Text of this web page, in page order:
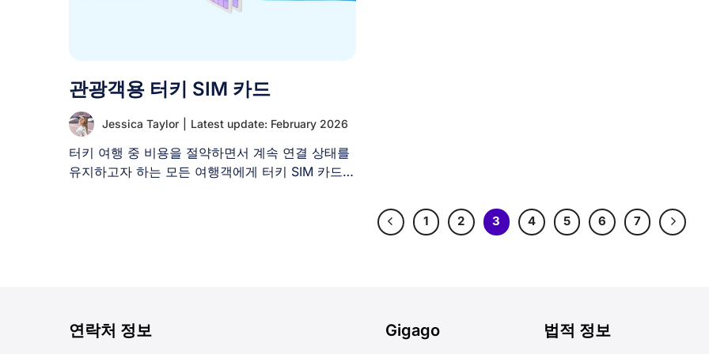
관광객용 터키 SIM 카드
Jessica Taylor Latest update: February 2026
터키 여행 중 비용을 절약하면서 계속 연결 상태를
유지하고자 하는 모든 여행객에게 터키 SIM 카드
1 2 3 4 5 6 7
연락처 정보 Gigago 법적 정보